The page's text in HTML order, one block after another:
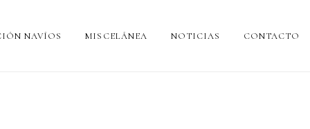
NAVÍOS MISCELÁNEA NOTICIAS CONTACTO